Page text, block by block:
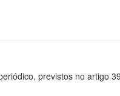
previstos no artigo